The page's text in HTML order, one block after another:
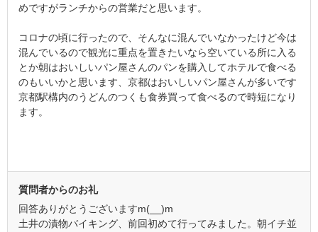
めですがランチからの営業だと思います。
コロナの頃に行ったので、そんなに混んでいなかったけど今は
混んでいるので観光に重点を置きたいなら空いている所に入る
とか朝はおいしいパン屋さんのパンを購入してホテルで食べる
のもいいかと思います、京都はおいしいパン屋さんが多いです
京都駅構内のうどんのつくも食券買って食べるので時短になり
ます。
質問者からのお礼
回答ありがとうございますm(__)m
土井の漬物バイキング、前回初めて行ってみました。朝イチ並